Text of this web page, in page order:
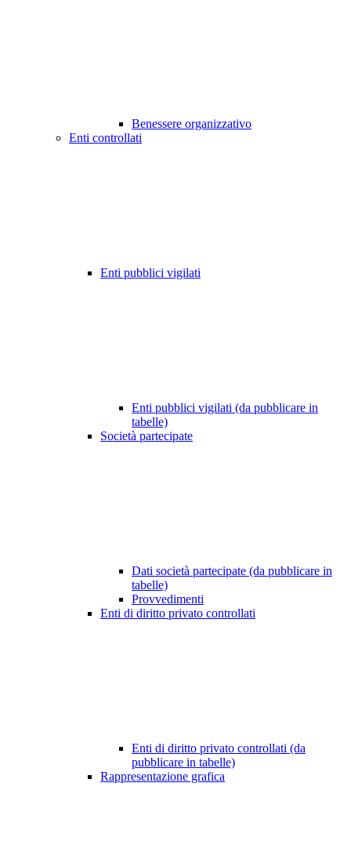
Benessere organizzativo
Enti controllati
Enti pubblici vigilati
Enti pubblici vigilati (da pubblicare in
tabelle)
Società partecipate
Dati società partecipate (da pubblicare in
tabelle)
Provvedimenti
Enti di diritto privato controllati
Enti di diritto privato controllati (da
pubblicare in tabelle)
Rappresentazione grafica